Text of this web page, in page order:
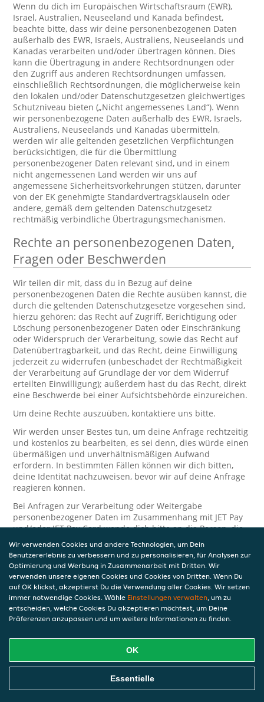
Wenn du dich im Europäischen Wirtschaftsraum (EWR),
Israel, Australien, Neuseeland und Kanada befindest,
beachte bitte, dass wir deine personenbezogenen Daten
außerhalb des EWR, Israels, Australiens, Neuseelands und
Kanadas verarbeiten und/oder übertragen können. Dies
kann die Übertragung in andere Rechtsordnungen oder
den Zugriff aus anderen Rechtsordnungen umfassen,
einschließlich Rechtsordnungen, die möglicherweise kein
den lokalen und/oder Datenschutzgesetzen gleichwertiges
Schutzniveau bieten („Nicht angemessenes Land“). Wenn
wir personenbezogene Daten außerhalb des EWR, Israels,
Australiens, Neuseelands und Kanadas übermitteln,
werden wir alle geltenden gesetzlichen Verpflichtungen
berücksichtigen, die für die Übermittlung
personenbezogener Daten relevant sind, und in einem
nicht angemessenen Land werden wir uns auf
angemessene Sicherheitsvorkehrungen stützen, darunter
von der EK genehmigte Standardvertragsklauseln oder
andere, gemäß dem geltenden Datenschutzgesetz
rechtmäßig verbindliche Übertragungsmechanismen.
Rechte an personenbezogenen Daten,
Fragen oder Beschwerden
Wir teilen dir mit, dass du in Bezug auf deine
personenbezogenen Daten die Rechte ausüben kannst, die
durch die geltenden Datenschutzgesetze vorgesehen sind,
hierzu gehören: das Recht auf Zugriff, Berichtigung oder
Löschung personenbezogener Daten oder Einschränkung
oder Widerspruch der Verarbeitung, sowie das Recht auf
Datenübertragbarkeit, und das Recht, deine Einwilligung
jederzeit zu widerrufen (unbeschadet der Rechtmäßigkeit
der Verarbeitung auf Grundlage der vor dem Widerruf
erteilten Einwilligung); außerdem hast du das Recht, direkt
eine Beschwerde bei einer Aufsichtsbehörde einzureichen.
Um deine Rechte auszuüben, kontaktiere uns bitte.
Wir werden unser Bestes tun, um deine Anfrage rechtzeitig
und kostenlos zu bearbeiten, es sei denn, dies würde einen
übermäßigen und unverhältnismäßigen Aufwand
erfordern. In bestimmten Fällen können wir dich bitten,
deine Identität nachzuweisen, bevor wir auf deine Anfrage
reagieren können.
Bei Anfragen zur Verarbeitung oder Weitergabe
personenbezogener Daten im Zusammenhang mit JET Pay
und/oder JET Pay Card wende dich bitte an die Person, die
dir das JET Pay-Guthaben gewährt (das kann dein
Arbeitgeber, Geschäftspartner usw. sein). Dies ist
erforderlich, da JET und die Person, die dir das Guthaben
gewährt, eine separate Verantwortung für die Verarbeitung
und den Schutz deiner personenbezogenen Daten haben.
Solltest du weitere Fragen oder Beschwerden in Bezug auf
die Verarbeitung deiner personenbezogenen Daten haben,
kontaktieren wir dich gerne. Wir würden uns auch über
Tipps oder Vorschläge zur Verbesserung unserer Erklärung
Sicherheit
Wir verwenden Cookies und andere Technologien, um Dein
Benutzererlebnis zu verbessern und zu personalisieren, für Analysen zur
Optimierung und Werbung in Zusammenarbeit mit Dritten. Wir
verwenden unsere eigenen Cookies und Cookies von Dritten. Wenn Du
auf OK klickst, akzeptierst Du die Verwendung aller Cookies. Wir setzen
immer notwendige Cookies. Wähle Einstellungen verwalten, um zu
entscheiden, welche Cookies Du akzeptieren möchtest, um Deine
Präferenzen anzupassen und um weitere Informationen zu finden.
OK
Essentielle